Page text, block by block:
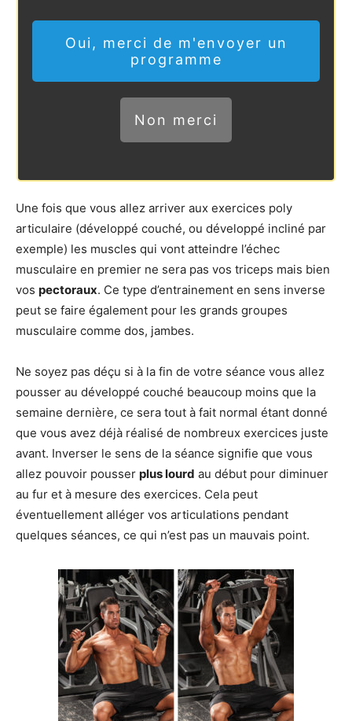
Oui, merci de m'envoyer un
programme
Non merci
Une fois que vous allez arriver aux exercices poly
articulaire (développé couché, ou développé incliné par
exemple) les muscles qui vont atteindre l’échec
musculaire en premier ne sera pas vos triceps mais bien
vos pectoraux. Ce type d’entrainement en sens inverse
peut se faire également pour les grands groupes
musculaire comme dos, jambes.
Ne soyez pas déçu si à la fin de votre séance vous allez
pousser au développé couché beaucoup moins que la
semaine dernière, ce sera tout à fait normal étant donné
que vous avez déjà réalisé de nombreux exercices juste
avant. Inverser le sens de la séance signifie que vous
allez pouvoir pousser plus lourd au début pour diminuer
au fur et à mesure des exercices. Cela peut
éventuellement alléger vos articulations pendant
quelques séances, ce qui n’est pas un mauvais point.